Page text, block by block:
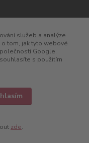
služeb a analýze
tom, jak tyto webové
Google.
s použitím
zde.